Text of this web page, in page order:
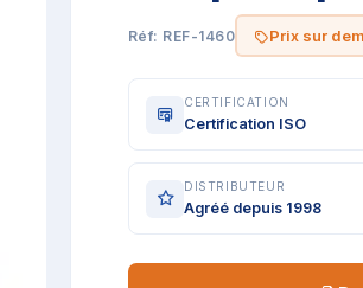
Réf: REF-1460 Prix sur
CERTIFICATION
Certification ISO
DISTRIBUTEUR
Agréé depuis 1998